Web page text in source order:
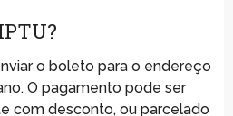
o boleto para o endereço
O pagamento pode ser
com desconto, ou parcelado